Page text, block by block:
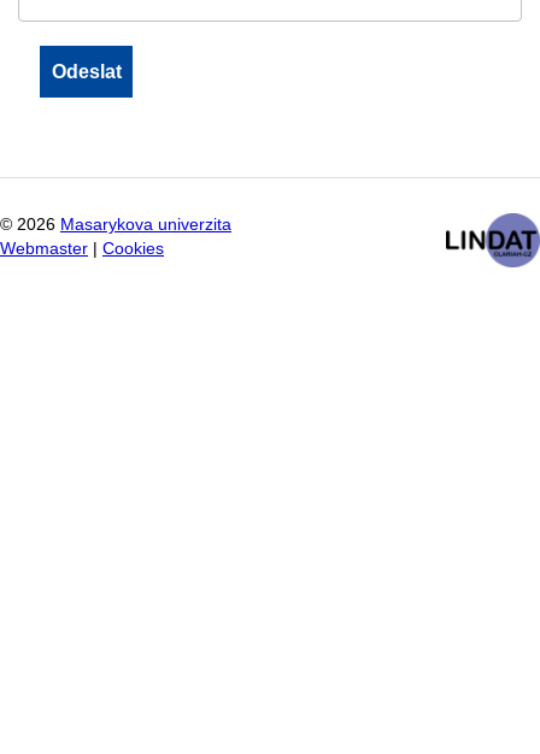
© 2026 Masarykova univerzita
Webmaster
Cookies